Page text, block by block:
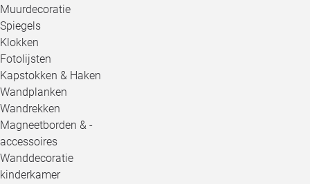
Muurdecoratie
Spiegels
Klokken
Fotolijsten
Kapstokken & Haken
Wandplanken
Wandrekken
Magneetborden & -
accessoires
Wanddecoratie
kinderkamer